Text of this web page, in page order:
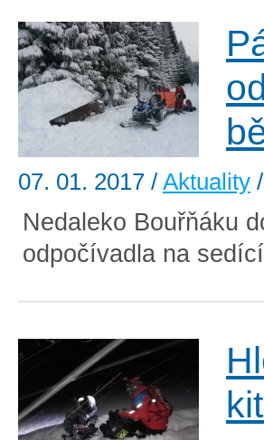
07. 01. 2017 / Aktuality /
Nedaleko Bouřňáku
odpočívadla na